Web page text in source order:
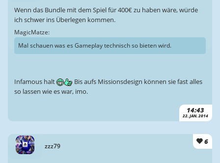
14:43
22. JAN. 2014
Wenn das Bundle mit dem Spiel für 400€ zu haben wäre, würde
ich schwer ins Überlegen kommen.
MagicMatze:
Mal schauen was es Gameplay technisch so bieten wird.
Infamous halt
Bis aufs Missionsdesign können sie fast alles
so lassen wie es war, imo.
zzz79
6